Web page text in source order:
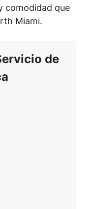
comodidad que
Miami.
de